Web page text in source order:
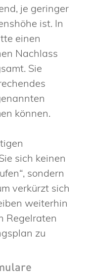
je geringer
ist. In
einen
Nachlass
Sie
können.
sich keinen
sondern
verkürzt sich
weiterhin
Regelraten
zu